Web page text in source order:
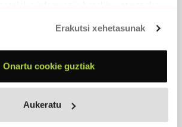
Erakutsi xehetasunak
Onartu cookie guztiak
Aukeratu
garrasia
kalean behera
Itsasoko
laino beltza
harriak
hasi ziren
hegan